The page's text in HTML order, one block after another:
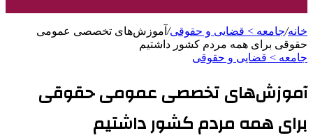
خانه/جامعه > قضایی و حقوقی/ آموزش‌های تخصصی عمومی
حقوقی برای همه مردم کشور داشتیم
جامعه > قضایی و حقوقی
آموزش‌های تخصصی عمومی حقوقی
برای همه مردم کشور داشتیم